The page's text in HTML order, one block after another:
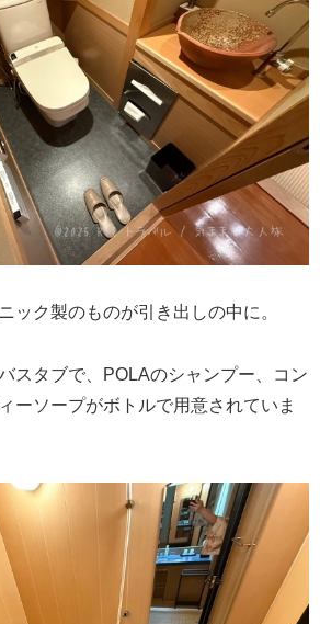
ック製のものが引き出しの中に。
スタブで、POLAのシャンプー、コン
ーソープがボトルで用意されていま